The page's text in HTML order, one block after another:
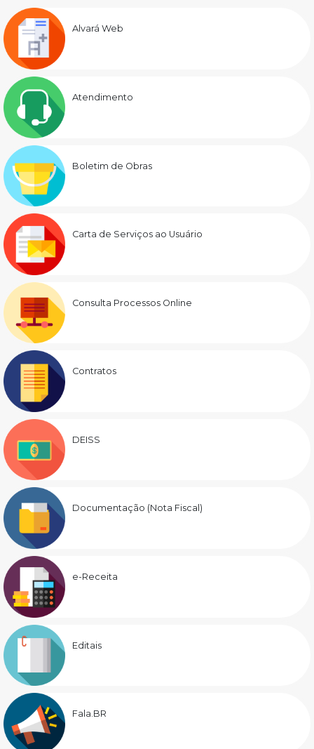
Alvará Web
Atendimento
Boletim de Obras
Carta de Serviços ao Usuário
Consulta Processos Online
Contratos
DEISS
Documentação (Nota Fiscal)
e-Receita
Editais
Fala.BR